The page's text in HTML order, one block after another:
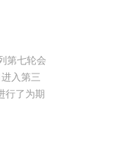
第七轮会
入第三
行了为期